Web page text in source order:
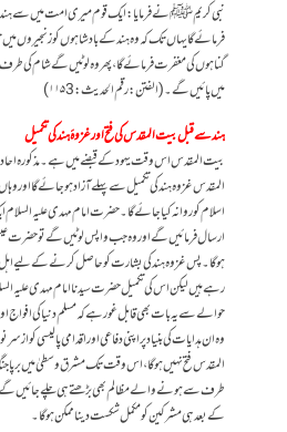
نبی کریم ﷺنے فرمایا: ایک قوم میری امت میں سے ہند پر
فرمائےگا یہاں تک کہ وہ ہند کے بادشاہوں کو زنجیروں
گناہوں کی مغفرت فرمائےگا، پھر وہ لوٹیں گے شام کی طرف
میں پائیں گے۔ (الفتن:رقم الحدیث:۱۱۵3)
ہند سے قبل بیت المقدس کی فتح اورغزوۂ ہند کی تکمیل
بیت المقدس اس وقت یہود کے قبضے میں ہے۔ مذکورہ
المقدس غزوہ ہند کی تکمیل سے پہلے آزاد ہو جائے گا اور
اسلام کو روانہ کیا جائے گا۔ حضرت امام مہدی علیہ
ارسال فرمائیں گے اور وہ جب واپس لوٹیں گے تو حضرت عیسیٰ
ہوگا۔ پس غزوہ ہند کی بشارت کو حاصل کرنے کے لیے
رہے ہیں لیکن اس کی تکمیل حضرت سیدنا امام مہدی
حوالے سے یہ بات بھی قابل غور ہے کہ مسلم دنیا کی افواج
وہ ان ہدایات کی بنیاد پر اپنی دفاعی اور اقدامی پالیسی
المقدس فتح نہیں ہوگا، اس وقت تک مشرق وسطیٰ میں
طرف سے ہونے والے مظالم بھی بڑھتے ہی چلے جائیں
کے بعد ہی مشرکین کو مکمل شکست دینا ممکن ہوگا۔